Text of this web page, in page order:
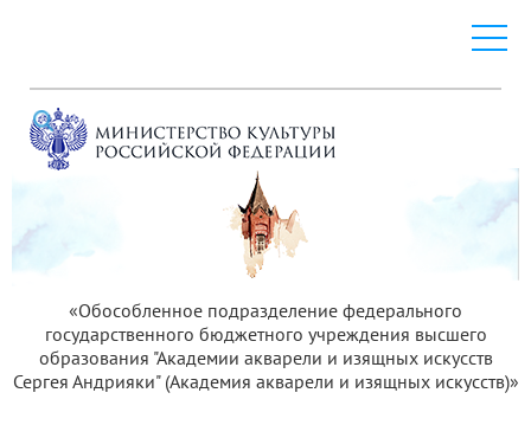
«Обособленное подразделение федерального
государственного бюджетного учреждения высшего
образования "Академии акварели и изящных искусств
Сергея Андрияки" (Академия акварели и изящных искусств)»